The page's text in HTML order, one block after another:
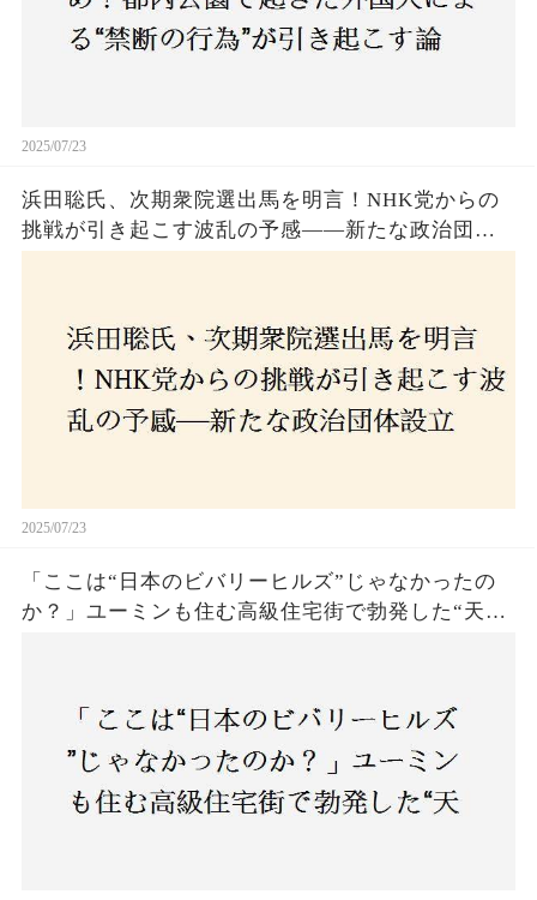
2025/07/23
浜田聡氏、次期衆院選出馬を明言！NHK党からの
挑戦が引き起こす波乱の予感——新たな政治団体
2025/07/23
「ここは“日本のビバリーヒルズ”じゃなかったの
か？」ユーミンも住む高級住宅街で勃発した“天井